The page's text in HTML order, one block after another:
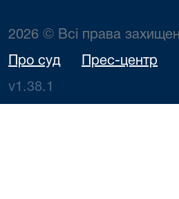
2026 © Всі права захищені
Про суд Прес-центр
v1.38.1